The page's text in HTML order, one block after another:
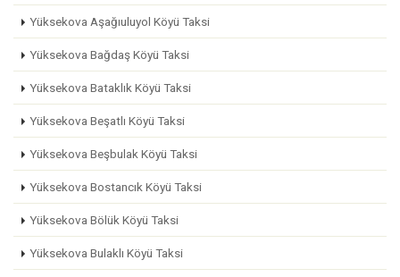
Yüksekova Aşağıuluyol Köyü Taksi
Yüksekova Bağdaş Köyü Taksi
Yüksekova Bataklık Köyü Taksi
Yüksekova Beşatlı Köyü Taksi
Yüksekova Beşbulak Köyü Taksi
Yüksekova Bostancık Köyü Taksi
Yüksekova Bölük Köyü Taksi
Yüksekova Bulaklı Köyü Taksi